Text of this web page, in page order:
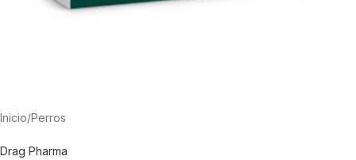
Inicio/Perros
Drag Pharma